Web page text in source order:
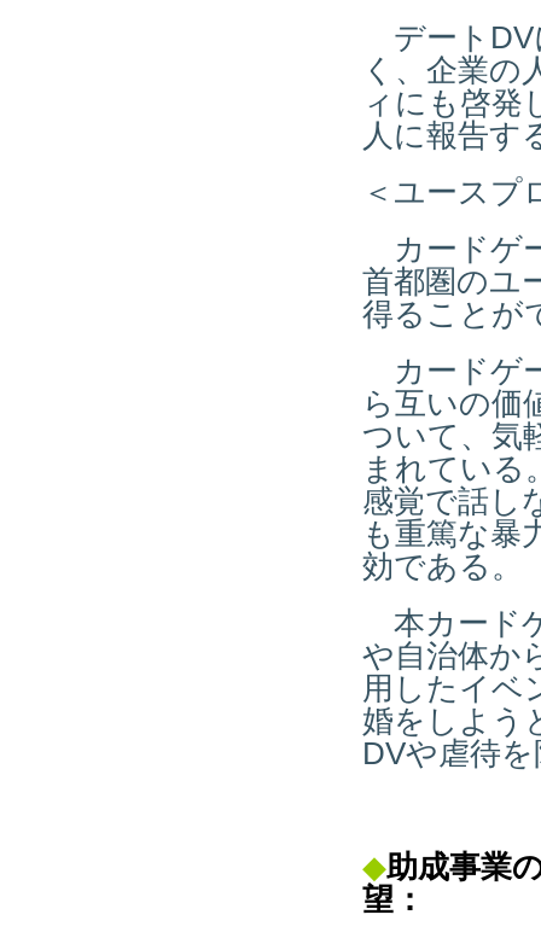
デートDV
く、企業の
ィにも啓発
人に報告す
＜ユースプ
カードゲ
首都圏のユ
得ることが
カードゲ
ら互いの価
ついて、気
まれている
感覚で話し
も重篤な暴
効である。
本カード
や自治体か
用したイベ
婚をしよう
DVや虐待
◆助成事業
望：